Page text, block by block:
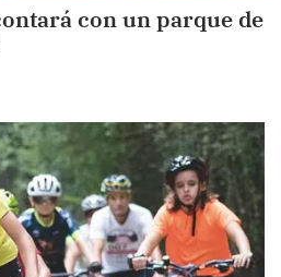
con un parque de